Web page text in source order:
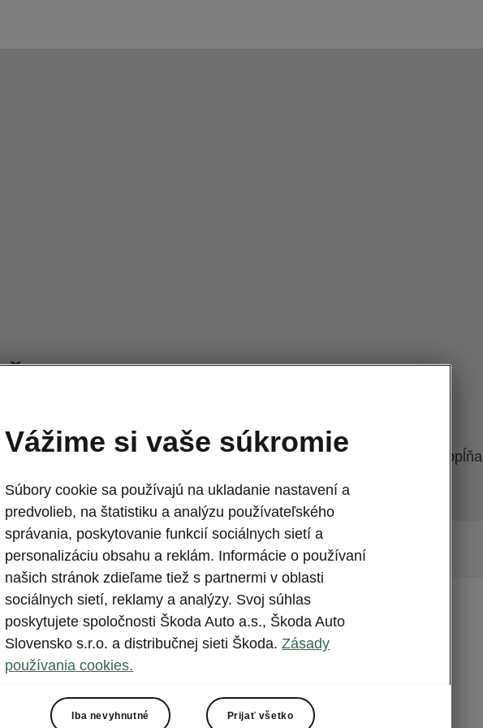
Nový charakter, nové technológie, nové meno: Česká automobilka dopĺňa
model ŠKODA ponúka vysokú úroveň aktívnej i pasívnej
full LED predné i zadné svetlomety, veľkorysú ponuku
cestujúcich aj batožinu a mnoho Simply Clever prvkov. K
110 kW (150 k). Päťdverový hatchback kombinuje
Vážime si vaše súkromie
Súbory cookie sa používajú na ukladanie nastavení a
predvolieb, na štatistiku a analýzu používateľského
správania, poskytovanie funkcií sociálnych sietí a
personalizáciu obsahu a reklám. Informácie o používaní
našich stránok zdieľame tiež s partnermi v oblasti
sociálnych sietí, reklamy a analýzy. Svoj súhlas
poskytujete spoločnosti Škoda Auto a.s., Škoda Auto
Slovensko s.r.o. a distribučnej sieti Škoda. Zásady
používania cookies.
Iba nevyhnutné Prijať všetko